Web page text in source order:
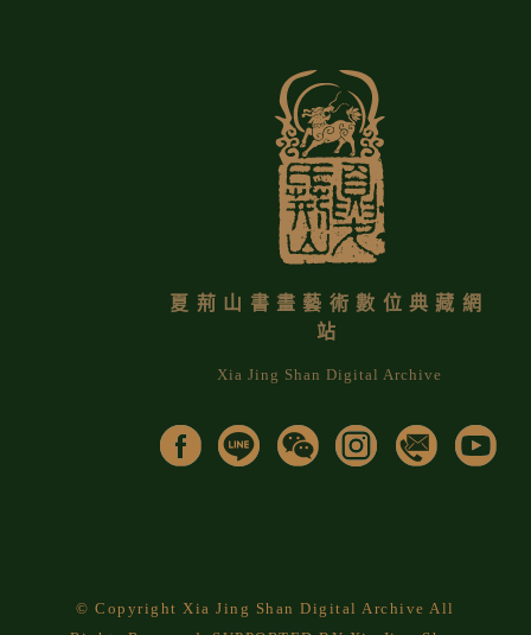
夏荊山書畫藝術數位典藏網
站
Xia Jing Shan Digital Archive
© Copyright Xia Jing Shan Digital Archive All